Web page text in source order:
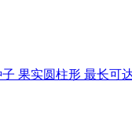
果实圆柱形 最长可